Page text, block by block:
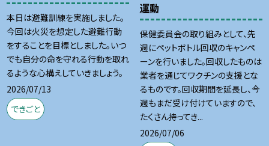
本日は避難訓練を実施しました。
今回は火災を想定した避難行動
をすることを目標としました。いつ
でも自分の命を守れる行動を取れ
るような心構えしていきましょう。
2026/07/13
できごと
運動
保健委員会の取り組みとして、先
週にペットボトル回収のキャンペ
ーンを行いました。回収したものは
業者を通じてワクチンの支援とな
るものです。回収期間を延長し、今
週もまだ受け付けていますので、
たくさん持ってき...
2026/07/06